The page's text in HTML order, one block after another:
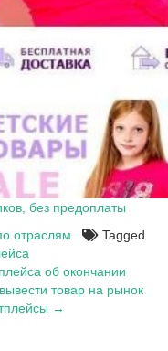
без предоплаты
отраслям
Tagged
об окончании
товар на рынок
→